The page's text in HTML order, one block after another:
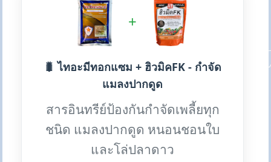
+
🐛 ไทอะมีทอกแซม + ฮิวมิคFK - กำจัด
แมลงปากดูด
สารอินทรีย์ป้องกันกำจัดเพลี้ยทุก
ชนิด แมลงปากดูด หนอนชอนใบ
และโล่ปลาดาว